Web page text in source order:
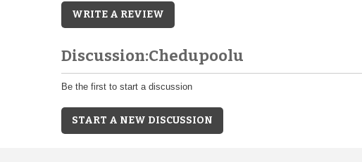
WRITE A REVIEW
Discussion:Chedupoolu
Be the first to start a discussion
START A NEW DISCUSSION